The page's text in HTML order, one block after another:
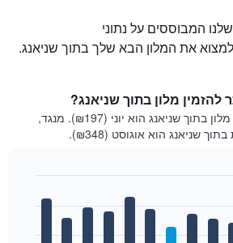
המבוססים על נתוני
להזמין מלון בתוך שניאנג?
החודש הזול ביותר להזמין מלון בתוך שניאנג הוא יוני (₪197). מנגד,
שניאנג הוא אוגוסט (₪348).